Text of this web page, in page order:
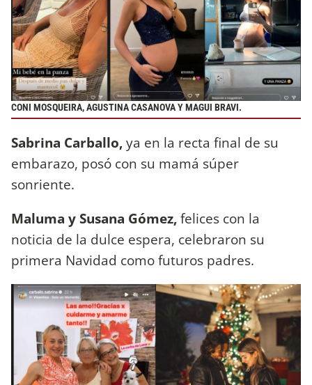
CONI MOSQUEIRA, AGUSTINA CASANOVA Y MAGUI BRAVI.
Sabrina Carballo,ya en la recta final de su
embarazo, posó con su mamá súper
sonriente.
Maluma y Susana Gómez,felices con la
noticia de la dulce espera, celebraron su
primera Navidad como futuros padres.